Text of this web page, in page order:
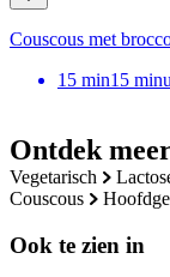
Ontdek
vegetarisch
couscous
Ook te zien in
Couscous met
15 min15